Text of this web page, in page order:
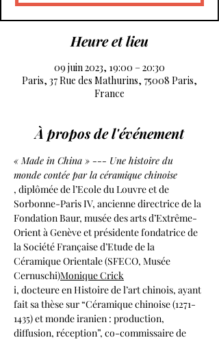
Heure et lieu
09 juin 2023, 19:00 – 20:30
Paris, 37 Rue des Mathurins, 75008 Paris,
France
À propos de l'événement
« Made in China » --- Une histoire du
monde contée par la céramique chinoise
, diplômée de l’Ecole du Louvre et de
Sorbonne-Paris IV, ancienne directrice de la
Fondation Baur, musée des arts d’Extrême-
Orient à Genève et présidente fondatrice de
la Société Française d’Etude de la
Céramique Orientale (SFECO, Musée
Cernuschi)Monique Crick
i, docteure en Histoire de l’art chinois, ayant
fait sa thèse sur “Céramique chinoise (1271-
1435) et monde iranien : production,
diffusion, réception”, co-commissaire de